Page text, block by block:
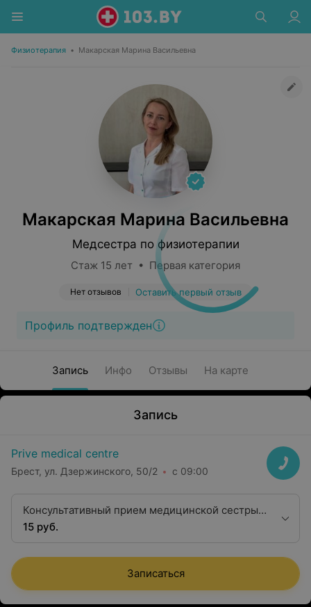
Физиотерапия • Макарская Марина Васильевна
Макарская Марина Васильевна
Медсестра по физиотерапии
Стаж 15 лет • Первая категория
Нет отзывов Оставить первый отзыв
Профиль подтвержден
Запись Инфо Отзывы На карте
Запись
Prive medical centre
Брест, ул. Дзержинского, 50/2 с 09:00
Консультативный прием медицинской сестры
по физиотерапии
15 руб.
Записаться